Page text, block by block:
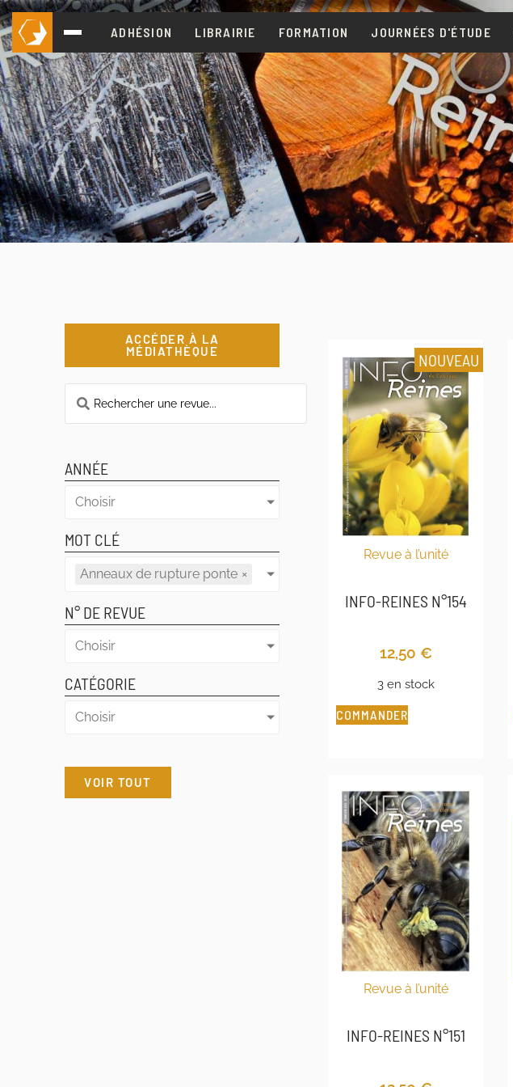
ADHÉSION LIBRAIRIE FORMATION JOURNÉES D'ÉTUDE
ACCÉDER À LA
MÉDIATHÈQUE
ANNÉE
Choisir
MOT CLÉ
Anneaux de rupture ponte ×
N° DE REVUE
Choisir
CATÉGORIE
Choisir
VOIR TOUT
NOUVEAU
Revue à l’unité
INFO-REINES N°154
12,50 €
3 en stock
COMMANDER
Revue à l’unité
INFO-REINES N°151